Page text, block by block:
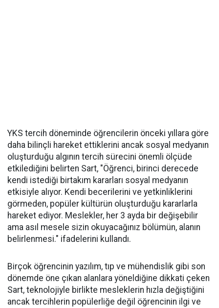
YKS tercih döneminde öğrencilerin önceki yıllara göre
daha bilinçli hareket ettiklerini ancak sosyal medyanın
oluşturduğu algının tercih sürecini önemli ölçüde
etkilediğini belirten Sart, "Öğrenci, birinci derecede
kendi istediği birtakım kararları sosyal medyanın
etkisiyle alıyor. Kendi becerilerini ve yetkinliklerini
görmeden, popüler kültürün oluşturduğu kararlarla
hareket ediyor. Meslekler, her 3 ayda bir değişebilir
ama asıl mesele sizin okuyacağınız bölümün, alanın
belirlenmesi." ifadelerini kullandı.
Birçok öğrencinin yazılım, tıp ve mühendislik gibi son
dönemde öne çıkan alanlara yöneldiğine dikkati çeken
Sart, teknolojiyle birlikte mesleklerin hızla değiştiğini
ancak tercihlerin popülerliğe değil öğrencinin ilgi ve